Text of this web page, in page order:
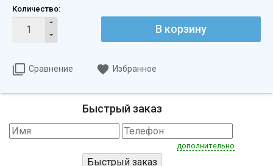
Количество:
В корзину
Сравнение Избранное
Быстрый заказ
дополнительно